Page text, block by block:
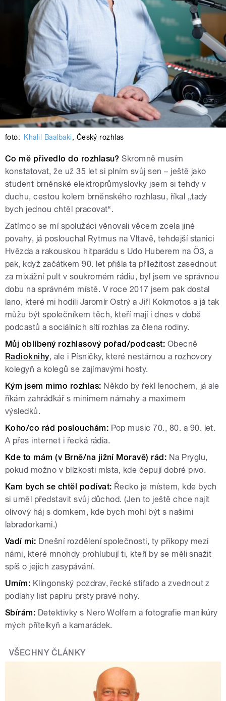
foto: Khalil Baalbaki, Český rozhlas
Co mě přivedlo do rozhlasu? Skromně musím
konstatovat, že už 35 let si plním svůj sen – ještě jako
student brněnské elektroprůmyslovky jsem si tehdy v
duchu, cestou kolem brněnského rozhlasu, říkal „tady
bych jednou chtěl pracovat“.
Zatímco se mí spolužáci věnovali věcem zcela jiné
povahy, já poslouchal Rytmus na Vltavě, tehdejší stanici
Hvězda a rakouskou hitparádu s Udo Huberem na Ö3, a
pak, když začátkem 90. let přišla ta příležitost zasednout
za mixážní pult v soukromém rádiu, byl jsem ve správnou
dobu na správném místě. V roce 2017 jsem pak dostal
lano, které mi hodili Jaromír Ostrý a Jiří Kokmotos a já tak
můžu být společníkem těch, kteří mají i dnes v době
podcastů a sociálních sítí rozhlas za člena rodiny.
Můj oblíbený rozhlasový pořad/podcast: Obecně
Radioknihy, ale i Písničky, které nestárnou a rozhovory
kolegyň a kolegů se zajímavými hosty.
Kým jsem mimo rozhlas: Někdo by řekl lenochem, já ale
říkám zahrádkář s minimem námahy a maximem
výsledků.
Koho/co rád poslouchám: Pop music 70., 80. a 90. let.
A přes internet i řecká rádia.
Kde to mám (v Brně/na jižní Moravě) rád: Na Pryglu,
pokud možno v blízkosti místa, kde čepují dobré pivo.
Kam bych se chtěl podívat: Řecko je místem, kde bych
si uměl představit svůj důchod. (Jen to ještě chce najít
olivový háj s domkem, kde bych mohl být s našimi
labradorkami.)
Vadí mi: Dnešní rozdělení společnosti, ty příkopy mezi
námi, které mnohdy prohlubují ti, kteří by se měli snažit
spíš o jejich zasypávání.
Umím: Klingonský pozdrav, řecké stifado a zvednout z
podlahy list papíru prsty pravé nohy.
Sbírám: Detektivky s Nero Wolfem a fotografie manikúry
mých přítelkyň a kamarádek.
VŠECHNY ČLÁNKY